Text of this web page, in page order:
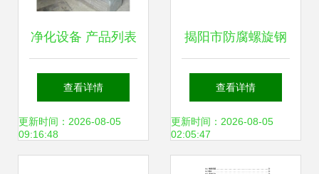
净化设备 产品列表
第121页 制药设备
网
查看详情
更新时间：2026-08-05
09:16:48
揭阳市防腐螺旋钢
管加工厂家 钢压延
加工产业的专业服
查看详情
更新时间：2026-08-05
02:05:47